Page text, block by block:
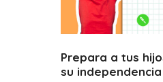
Prepara a tus
su